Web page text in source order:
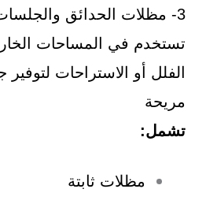
3- مظلات الحدائق والجلسات
تستخدم في المساحات
الفلل أو الاستراحات
مريحة
تشمل:
مظلات ثابتة